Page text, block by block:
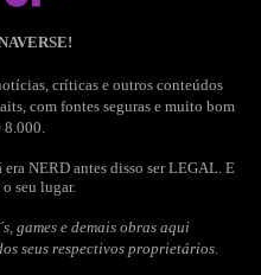
críticas e outros conteúdos
com fontes seguras e muito bom
NERD antes disso ser LEGAL. E
seu lugar.
games e demais obras aqui
seus respectivos proprietários.